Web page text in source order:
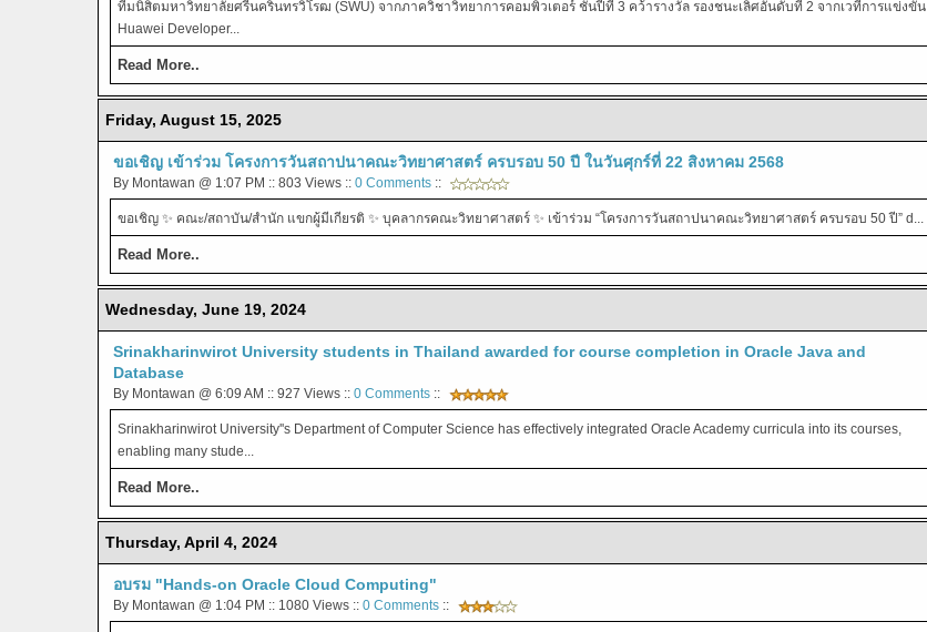
ทีมนิสิตมหาวิทยาลัยศรีนครินทรวิโรฒ (SWU) จากภาควิชาวิทยาการคอมพิวเตอร์ ชั้นปีที่ 3 คว้ารางวัล รองชนะเลิศอันดับที่ 2 จากเวทีการแข่งขัน
Huawei Developer...
Read More..
Friday, August 15, 2025
ขอเชิญ เข้าร่วม โครงการวันสถาปนาคณะวิทยาศาสตร์ ครบรอบ 50 ปี ในวันศุกร์ที่ 22 สิงหาคม 2568
By Montawan @ 1:07 PM :: 803 Views :: 0 Comments ::
ขอเชิญ ✨ คณะ/สถาบัน/สำนัก แขกผู้มีเกียรติ ✨ บุคลากรคณะวิทยาศาสตร์ ✨ เข้าร่วม “โครงการวันสถาปนาคณะวิทยาศาสตร์ ครบรอบ 50 ปี” ԁ...
Read More..
Wednesday, June 19, 2024
Srinakharinwirot University students in Thailand awarded for course completion in Oracle Java and
Database
By Montawan @ 6:09 AM :: 927 Views :: 0 Comments ::
Srinakharinwirot University''s Department of Computer Science has effectively integrated Oracle Academy curricula into its courses,
enabling many stude...
Read More..
Thursday, April 4, 2024
อบรม "Hands-on Oracle Cloud Computing"
By Montawan @ 1:04 PM :: 1080 Views :: 0 Comments ::